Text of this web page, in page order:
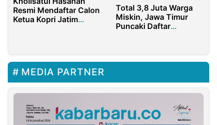
Resmi Mendaftar Calon
Ketua Kopri Jatim
Total 3,8 Juta Warga
Miskin, Jawa Timur
Puncaki Daftar
MEDIA PARTNER